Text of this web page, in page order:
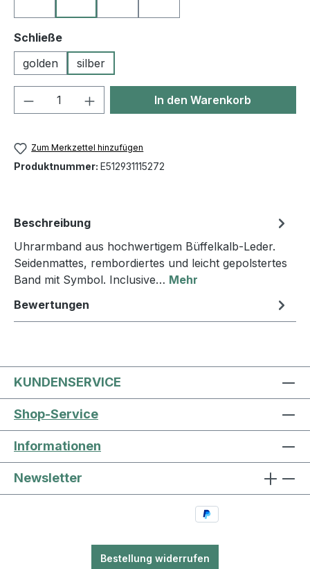
Schließeauswählen
golden
silber
Produkt Anzahl: Gib denIn den Warenkorb
Zum Merkzettel hinzufügen
Produktnummer: E512931115272
Beschreibung
Uhrarmband aus hochwertigem Büffelkalb-Leder.
Seidenmattes, rembordiertes und leicht gepolstertes
Band mit Symbol. Inclusive… Mehr
Bewertungen
KUNDENSERVICE
Shop-Service
Informationen
Newsletter
Bestellung widerrufen